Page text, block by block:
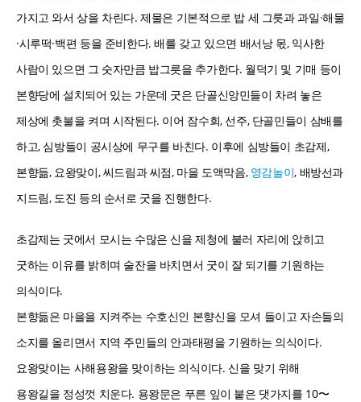
가지고 와서 상을 차린다. 제물은 기본적으로 밥 세 그릇과 과일·해물
·시루떡·백편 등을 준비한다. 배를 갖고 있으면 배서낭 몫, 익사한
사람이 있으면 그 숫자만큼 밥그릇을 추가한다. 월덕기 및 기매 등이
본향당에 설치되어 있는 가운데 굿은 단골신앙민들이 차려 놓은
제상에 촛불을 켜며 시작된다. 이어 잠수회, 선주, 단골민들이 삼배를
하고, 심방들이 공시상에 무구를 바친다. 이후에 심방들이 초감제,
본향듦, 요왕맞이, 씨드림과 씨점, 마을 도액막음, 영감놀이, 배방선과
지드림, 도진 등의 순서로 굿을 진행한다.
초감제는 굿에서 모시는 수많은 신을 제청에 불러 자리에 앉히고
굿하는 이유를 밝히며 술잔을 바치면서 굿이 잘 되기를 기원하는
의식이다.
본향듦은 마을을 지켜주는 수호신인 본향신을 모셔 들이고 자손들의
소지를 올리면서 지역 주민들의 안과태평을 기원하는 의식이다.
요왕맞이는 사해용왕을 맞이하는 의식이다. 신을 맞기 위해
용왕길을 정성껏 치운다. 용왕문은 푸른 잎이 붙은 댓가지를 10〜